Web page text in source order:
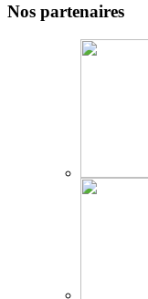
Nos partenaires